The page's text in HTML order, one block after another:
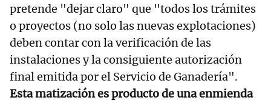
pretende "dejar claro" que "todos los trámites
o proyectos (no solo las nuevas explotaciones)
deben contar con la verificación de las
instalaciones y la consiguiente autorización
final emitida por el Servicio de Ganadería".
Esta matización es producto de una enmienda